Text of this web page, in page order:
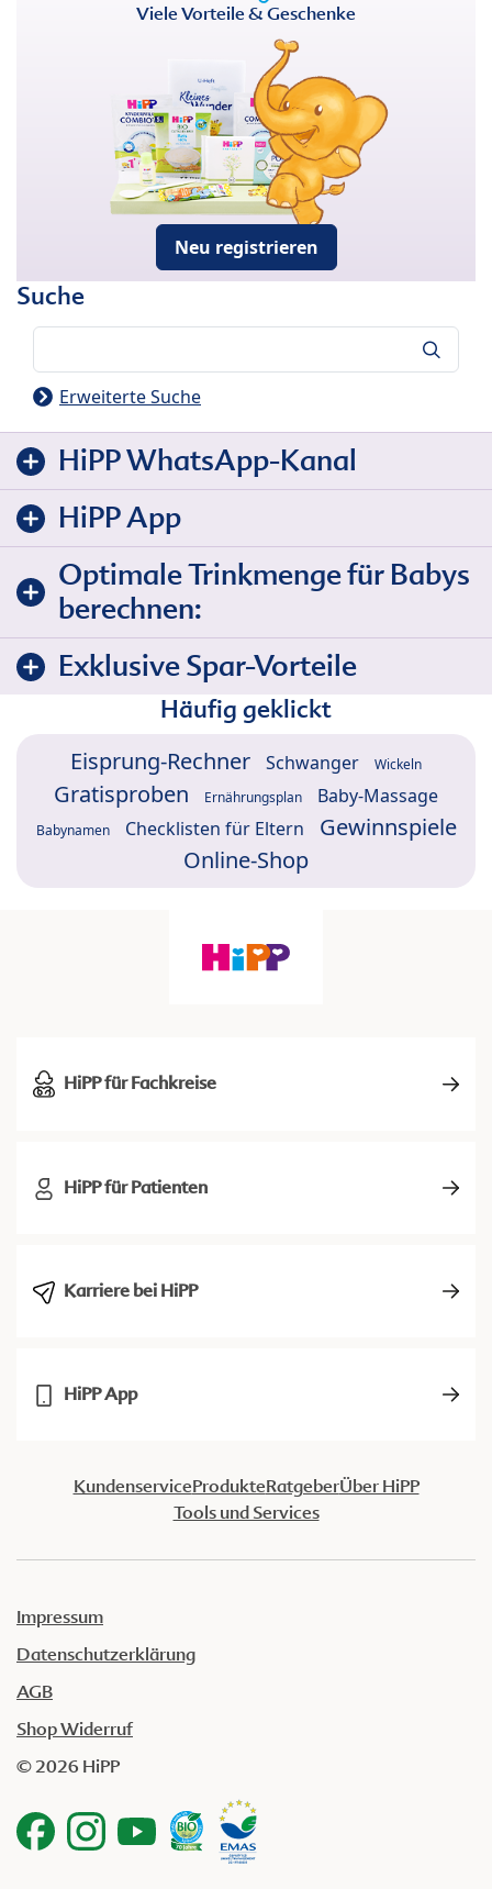
Viele Vorteile & Geschenke
Neu registrieren
Suche
Erweiterte Suche
HiPP WhatsApp-Kanal
HiPP App
Optimale Trinkmenge für Babys
berechnen:
Exklusive Spar-Vorteile
Häufig geklickt
Eisprung-Rechner Schwanger Wickeln
Gratisproben Ernährungsplan Baby-Massage
Babynamen Checklisten für Eltern
Gewinnspiele
Online-Shop
HiPP für Fachkreise
HiPP für Patienten
Karriere bei HiPP
HiPP App
KundenserviceProdukteRatgeberÜber HiPP
Tools und Services
Impressum
Datenschutzerklärung
AGB
Shop Widerruf
© 2026 HiPP